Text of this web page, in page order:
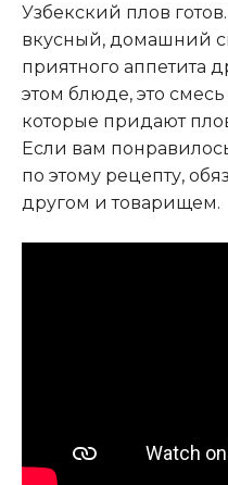
Узбекский плов
вкусный, домашний
приятного аппетита
этом блюде, это
которые придают
Если вам
по этому рецепту,
другом и товарищем.